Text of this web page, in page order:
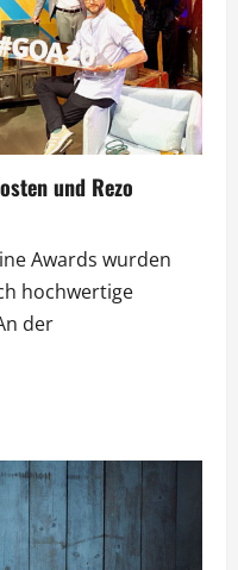
und Rezo
Awards wurden
hochwertige
der